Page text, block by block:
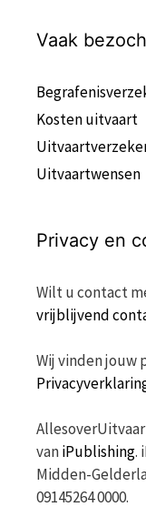
Vaak
Kosten uitvaart
Uitvaartwensen
Privacy en
Wilt u contact
vrijblijvend
Wij vinden jouw
vaniPublishing.
Midden-
09145264 0000.